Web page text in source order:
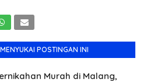
POSTINGAN INI
Murah di Malang,